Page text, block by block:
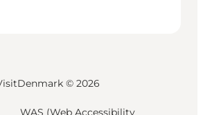
© 2026
WAS (Web Accessibility